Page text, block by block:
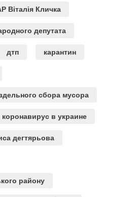
Віталія Кличка
депутата
дтп карантин
сбора мусора
коронавирус в украине
дегтярьова
району